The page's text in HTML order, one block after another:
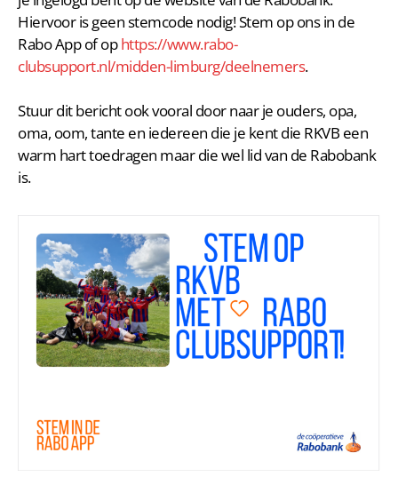
Hiervoor is geen stemcode nodig! Stem op ons in de
Rabo App of ophttps://www.rabo-
clubsupport.nl/midden-limburg/deelnemers.
Stuur dit bericht ook vooral door naar je ouders, opa,
oma, oom, tante en iedereen die je kent die RKVB een
warm hart toedragen maar die wel lid van de Rabobank
is.